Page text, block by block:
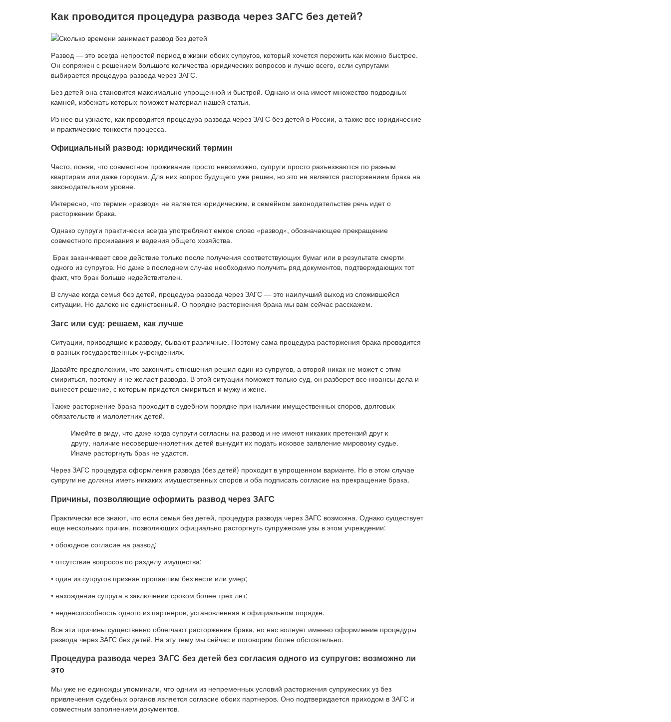
Как проводится процедура развода через ЗАГС без детей?
Развод — это всегда непростой период в жизни обоих супругов, который хочется пережить как можно быстрее.
Он сопряжен с решением большого количества юридических вопросов и лучше всего, если супругами
выбирается процедура развода через ЗАГС.
Без детей она становится максимально упрощенной и быстрой. Однако и она имеет множество подводных
камней, избежать которых поможет материал нашей статьи.
Из нее вы узнаете, как проводится процедура развода через ЗАГС без детей в России, а также все юридические
и практические тонкости процесса.
Официальный развод: юридический термин
Часто, поняв, что совместное проживание просто невозможно, супруги просто разъезжаются по разным
квартирам или даже городам. Для них вопрос будущего уже решен, но это не является расторжением брака на
законодательном уровне.
Интересно, что термин «развод» не является юридическим, в семейном законодательстве речь идет о
расторжении брака.
Однако супруги практически всегда употребляют емкое слово «развод», обозначающее прекращение
совместного проживания и ведения общего хозяйства.
Брак заканчивает свое действие только после получения соответствующих бумаг или в результате смерти
одного из супругов. Но даже в последнем случае необходимо получить ряд документов, подтверждающих тот
факт, что брак больше недействителен.
В случае когда семья без детей, процедура развода через ЗАГС — это наилучший выход из сложившейся
ситуации. Но далеко не единственный. О порядке расторжения брака мы вам сейчас расскажем.
Загс или суд: решаем, как лучше
Ситуации, приводящие к разводу, бывают различные. Поэтому сама процедура расторжения брака проводится
в разных государственных учреждениях.
Давайте предположим, что закончить отношения решил один из супругов, а второй никак не может с этим
смириться, поэтому и не желает развода. В этой ситуации поможет только суд, он разберет все нюансы дела и
вынесет решение, с которым придется смириться и мужу и жене.
Также расторжение брака проходит в судебном порядке при наличии имущественных споров, долговых
обязательств и малолетних детей.
Имейте в виду, что даже когда супруги согласны на развод и не имеют никаких претензий друг к
другу, наличие несовершеннолетних детей вынудит их подать исковое заявление мировому судье.
Иначе расторгнуть брак не удастся.
Через ЗАГС процедура оформления развода (без детей) проходит в упрощенном варианте. Но в этом случае
супруги не должны иметь никаких имущественных споров и оба подписать согласие на прекращение брака.
Причины, позволяющие оформить развод через ЗАГС
Практически все знают, что если семья без детей, процедура развода через ЗАГС возможна. Однако существует
еще нескольких причин, позволяющих официально расторгнуть супружеские узы в этом учреждении:
• обоюдное согласие на развод;
• отсутствие вопросов по разделу имущества;
• один из супругов признан пропавшим без вести или умер;
• нахождение супруга в заключении сроком более трех лет;
• недееспособность одного из партнеров, установленная в официальном порядке.
Все эти причины существенно облегчают расторжение брака, но нас волнует именно оформление процедуры
развода через ЗАГС без детей. На эту тему мы сейчас и поговорим более обстоятельно.
Процедура развода через ЗАГС без детей без согласия одного из супругов: возможно ли
это
Мы уже не единожды упоминали, что одним из непременных условий расторжения супружеских уз без
привлечения судебных органов является согласие обоих партнеров. Оно подтверждается приходом в ЗАГС и
совместным заполнением документов.